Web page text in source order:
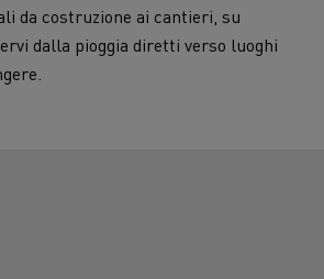
da costruzione ai cantieri, su
dalla pioggia diretti verso luoghi